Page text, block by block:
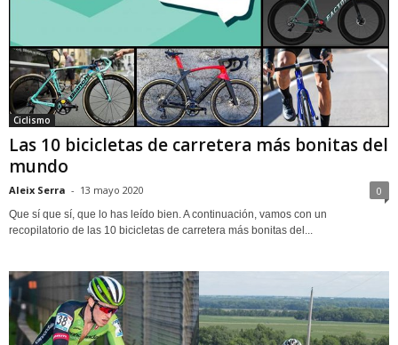
Ciclismo
Las 10 bicicletas de carretera más bonitas del
mundo
Aleix Serra - 13 mayo 2020 0
Que sí que sí, que lo has leído bien. A continuación, vamos con un
recopilatorio de las 10 bicicletas de carretera más bonitas del...